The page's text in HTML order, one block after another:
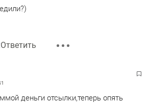
Ответить
деньги отсылки,теперь опять